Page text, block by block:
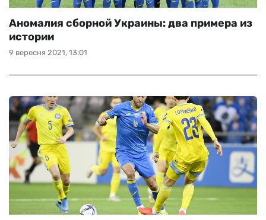
9 вересня 2021, 13:01
Аномалия сборной Украины: два примера из
истории